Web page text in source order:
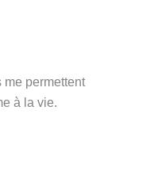
me permettent
à la vie.